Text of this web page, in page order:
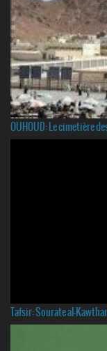
OUHOUD: Le cimetière
Tafsir: Sourate al-